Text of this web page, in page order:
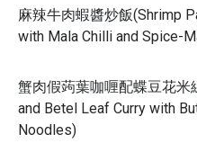
麻辣牛肉蝦醬炒飯(Shrimp
with Mala Chilli and Spice-
蟹肉假蒟葉咖喱配蝶豆花米
and Betel Leaf Curry with
Noodles)